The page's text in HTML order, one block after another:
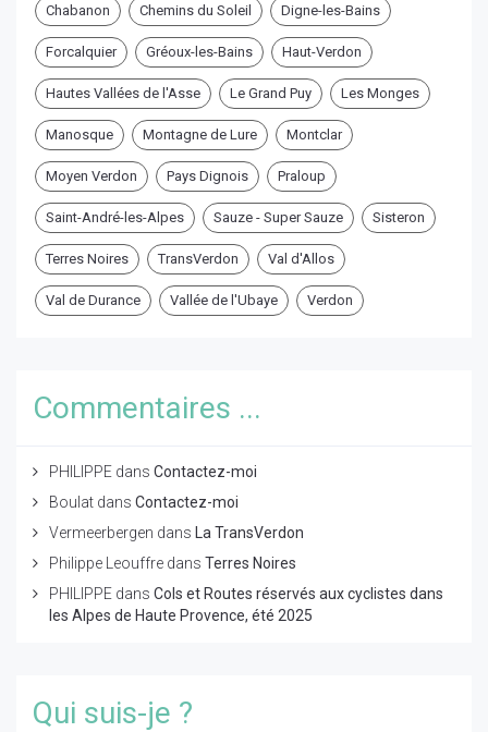
Chabanon Chemins du Soleil Digne-les-Bains
Forcalquier Gréoux-les-Bains Haut-Verdon
Hautes Vallées de l'Asse Le Grand Puy Les Monges
Manosque Montagne de Lure Montclar
Moyen Verdon Pays Dignois Praloup
Saint-André-les-Alpes Sauze - Super Sauze Sisteron
Terres Noires TransVerdon Val d'Allos
Val de Durance Vallée de l'Ubaye Verdon
Commentaires ...
PHILIPPE dans Contactez-moi
Boulat dans Contactez-moi
Vermeerbergen dans
La TransVerdon
Philippe Leouffre dans Terres Noires
PHILIPPE dans Cols et Routes réservés aux cyclistes dans
les Alpes de Haute Provence, été 2025
Qui suis-je ?